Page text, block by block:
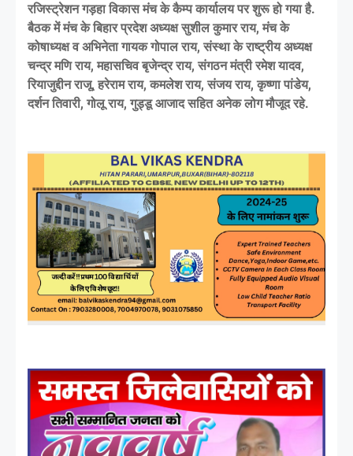
रजिस्ट्रेशन गड़हा विकास मंच के कैम्प कार्यालय पर शुरू हो गया है.
बैठक में मंच के बिहार प्रदेश अध्यक्ष सुशील कुमार राय, मंच के
कोषाध्यक्ष व अभिनेता गायक गोपाल राय, संस्था के राष्ट्रीय अध्यक्ष
चन्द्र मणि राय, महासचिव बृजेन्द्र राय, संगठन मंत्री रमेश यादव,
रियाजुद्दीन राजू, हरेराम राय, कमलेश राय, संजय राय, कृष्णा पांडेय,
दर्शन तिवारी, गोलू राय, गुड्डू आजाद सहित अनेक लोग मौजूद रहे.